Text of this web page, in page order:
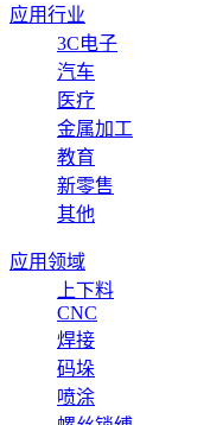
应用行业
3C电子
汽车
医疗
金属加工
教育
新零售
其他
应用领域
上下料
CNC
焊接
码垛
喷涂